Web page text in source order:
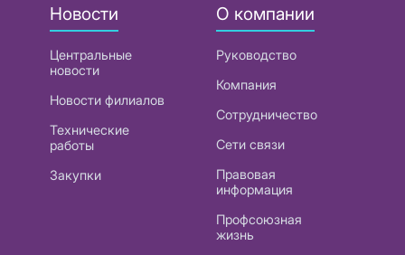
Новости
Центральные
новости
Новости филиалов
Технические
работы
Закупки
О компании
Руководство
Компания
Сотрудничество
Сети связи
Правовая
информация
Профсоюзная
жизнь